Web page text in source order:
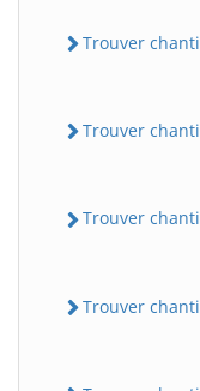
Trouver
Trouver
Trouver
Trouver